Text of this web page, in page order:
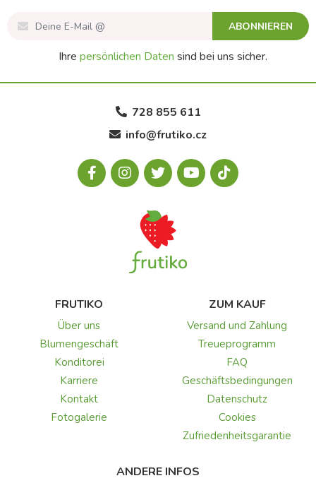
ABONNIEREN
Ihre persönlichen Daten sind bei uns sicher.
728 855 611
info@frutiko.cz
FRUTIKO
Über uns
Blumengeschäft
Konditorei
Karriere
Kontakt
Fotogalerie
ZUM KAUF
Versand und Zahlung
Treueprogramm
FAQ
Geschäftsbedingungen
Datenschutz
Cookies
Zufriedenheitsgarantie
ANDERE INFOS